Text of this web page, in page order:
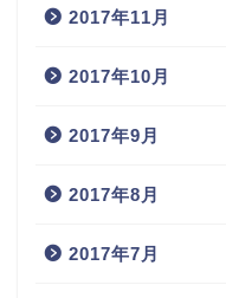
2017年11月
2017年10月
2017年9月
2017年8月
2017年7月